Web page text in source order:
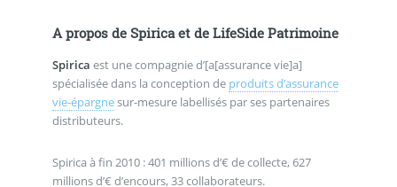
A propos de Spirica et de LifeSide Patrimoine
Spirica est une compagnie d’[a[assurance vie]a]
spécialisée dans la conception de produits d’assurance
vie-épargnesur-mesure labellisés par ses partenaires
distributeurs.
Spirica à fin 2010 : 401 millions d’€ de collecte, 627
millions d’€ d’encours, 33 collaborateurs.